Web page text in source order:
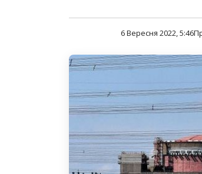
6 Вересня 2022, 5:46